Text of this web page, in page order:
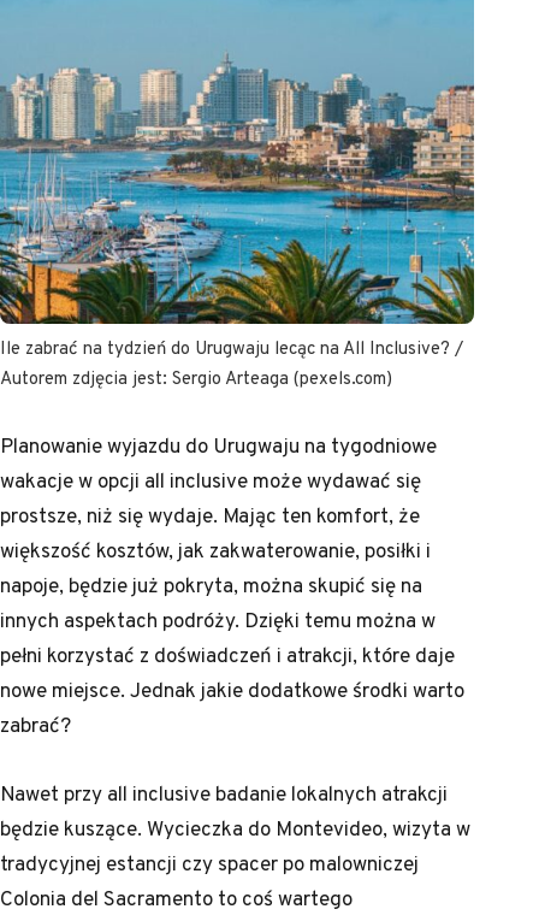
Ile zabrać na tydzień do Urugwaju lecąc na All Inclusive? /
Autorem zdjęcia jest: Sergio Arteaga (pexels.com)
Planowanie wyjazdu do Urugwaju na tygodniowe
wakacje w opcji all inclusive może wydawać się
prostsze, niż się wydaje. Mając ten komfort, że
większość kosztów, jak zakwaterowanie, posiłki i
napoje, będzie już pokryta, można skupić się na
innych aspektach podróży. Dzięki temu można w
pełni korzystać z doświadczeń i atrakcji, które daje
nowe miejsce. Jednak jakie dodatkowe środki warto
zabrać?
Nawet przy all inclusive badanie lokalnych atrakcji
będzie kuszące. Wycieczka do Montevideo, wizyta w
tradycyjnej estancji czy spacer po malowniczej
Colonia del Sacramento to coś wartego